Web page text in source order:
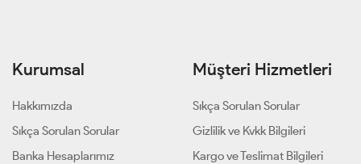
Kurumsal
Hakkımızda
Sıkça Sorulan Sorular
Banka Hesaplarımız
Müşteri Hizmetleri
Sıkça Sorulan Sorular
Gizlilik ve Kvkk Bilgileri
Kargo ve Teslimat Bilgileri